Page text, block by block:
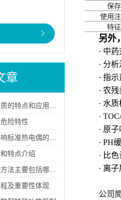
章
险特性
特点介绍
及重要性体现
保
使用
特
另外
· 中
· 分
· 指
· 农
· 水
·
· 原
· PH
· 比
· 离
公司